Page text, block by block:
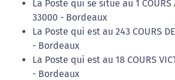
La Poste qui se situe au 1 COURS
33000 - Bordeaux
La Poste qui est au 243 COURS
- Bordeaux
La Poste qui est au 18 COURS
- Bordeaux